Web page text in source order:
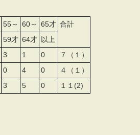
55～ 60～ 65才 合計
59才 64才 以上
3 1 0
７（１）
0 4 0
４（１）
3 5 0
１１(2)